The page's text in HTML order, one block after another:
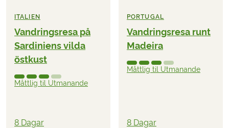
ITALIEN
Vandringsresa på
Sardiniens vilda
östkust
Måttlig til Utmanande
8 Dagar
PORTUGAL
Vandringsresa runt
Madeira
Måttlig til Utmanande
8 Dagar